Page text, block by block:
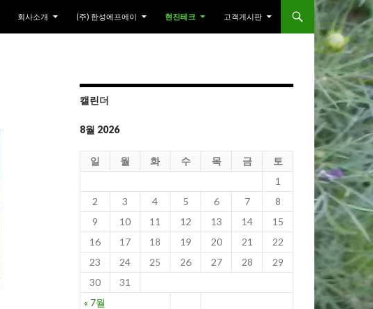
회사소개 (주) 한성에프에이 현진테크 고객게시판
캘린더
8월 2026
일 월 화 수 목 금 토
« 7월
1
2
3 4 5 6 7
8
9
10 11 12 13 14
15
16
17 18 19 20 21
22
23
24 25 26 27 28
29
30
31